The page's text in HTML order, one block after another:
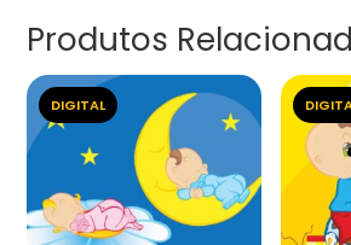
Produtos
DIGITAL